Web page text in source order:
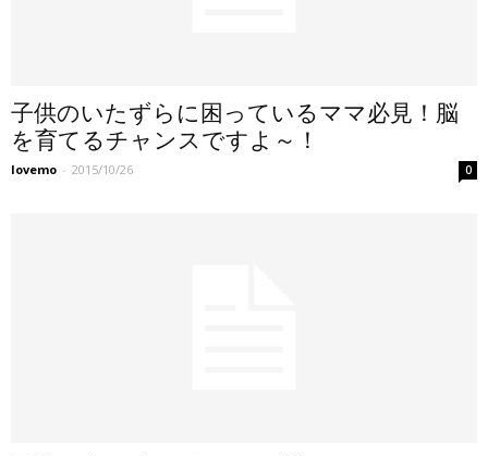
子供のいたずらに困っているママ必見！脳
を育てるチャンスですよ～！
lovemo - 2015/10/26 0